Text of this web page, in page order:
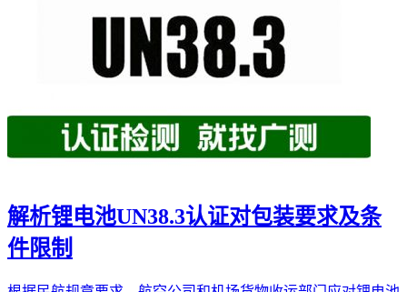
解析锂电池UN38.3认证对包装要求及条
件限制